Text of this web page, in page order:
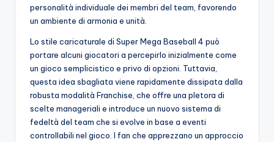
personalità individuale dei membri del team, favorendo
un ambiente di armonia e unità.
Lo stile caricaturale di Super Mega Baseball 4 può
portare alcuni giocatori a percepirlo inizialmente come
un gioco semplicistico e privo di opzioni. Tuttavia,
questa idea sbagliata viene rapidamente dissipata dalla
robusta modalità Franchise, che offre una pletora di
scelte manageriali e introduce un nuovo sistema di
fedeltà del team che si evolve in base a eventi
controllabili nel gioco. I fan che apprezzano un approccio